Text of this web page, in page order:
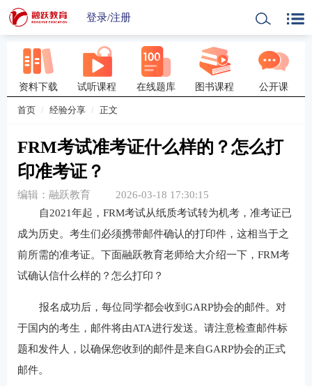
登录/注册
资料下载 试听课程 在线题库 图书课程 公开课
首页 经验分享 正文
FRM考试准考证什么样的？怎么打
印准考证？
编辑：融跃教育
2026-03-18 17:30:15
自2021年起，FRM考试从纸质考试转为机考，准考证已
成为历史。考生们必须携带邮件确认的打印件，这相当于之
前所需的准考证。下面融跃教育老师给大介绍一下，FRM考
试确认信什么样的？怎么打印？
报名成功后，每位同学都会收到GARP协会的邮件。对
于国内的考生，邮件将由ATA进行发送。请注意检查邮件标
题和发件人，以确保您收到的邮件是来自GARP协会的正式
邮件。